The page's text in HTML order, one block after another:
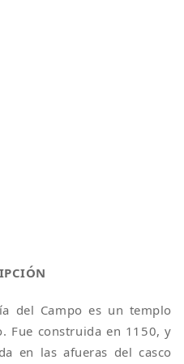
del Campo es un templo
Fue construida en 1150, y
en las afueras del casco